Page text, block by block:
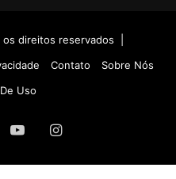
direitos reservados |
Contato
Sobre Nós
Uso
YouTubeInstagram